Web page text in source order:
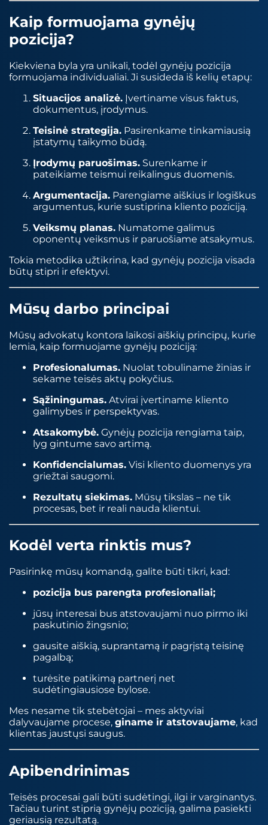
Kaip formuojama gynėjų
pozicija?
Kiekviena byla yra unikali, todėl gynėjų pozicija
formuojama individualiai. Ji susideda iš kelių etapų:
Situacijos analizė. Įvertiname visus faktus,
dokumentus, įrodymus.
Teisinė strategija. Pasirenkame tinkamiausią
įstatymų taikymo būdą.
Įrodymų paruošimas. Surenkame ir
pateikiame teismui reikalingus duomenis.
Argumentacija. Parengiame aiškius ir logiškus
argumentus, kurie sustiprina kliento poziciją.
Veiksmų planas. Numatome galimus
oponentų veiksmus ir paruošiame atsakymus.
Tokia metodika užtikrina, kad gynėjų pozicija visada
būtų stipri ir efektyvi.
Mūsų darbo principai
Mūsų advokatų kontora laikosi aiškių principų, kurie
lemia, kaip formuojame gynėjų poziciją:
Profesionalumas. Nuolat tobuliname žinias ir
sekame teisės aktų pokyčius.
Sąžiningumas. Atvirai įvertiname kliento
galimybes ir perspektyvas.
Atsakomybė. Gynėjų pozicija rengiama taip,
lyg gintume savo artimą.
Konfidencialumas. Visi kliento duomenys yra
griežtai saugomi.
Rezultatų siekimas. Mūsų tikslas – ne tik
procesas, bet ir reali nauda klientui.
Kodėl verta rinktis mus?
Pasirinkę mūsų komandą, galite būti tikri, kad:
pozicija bus parengta profesionaliai;
jūsų interesai bus atstovaujami nuo pirmo iki
paskutinio žingsnio;
gausite aiškią, suprantamą ir pagrįstą teisinę
pagalbą;
turėsite patikimą partnerį net
sudėtingiausiose bylose.
Mes nesame tik stebėtojai – mes aktyviai
dalyvaujame procese, giname ir atstovaujame, kad
klientas jaustųsi saugus.
Apibendrinimas
Teisės procesai gali būti sudėtingi, ilgi ir varginantys.
Tačiau turint stiprią gynėjų poziciją, galima pasiekti
geriausią rezultatą.